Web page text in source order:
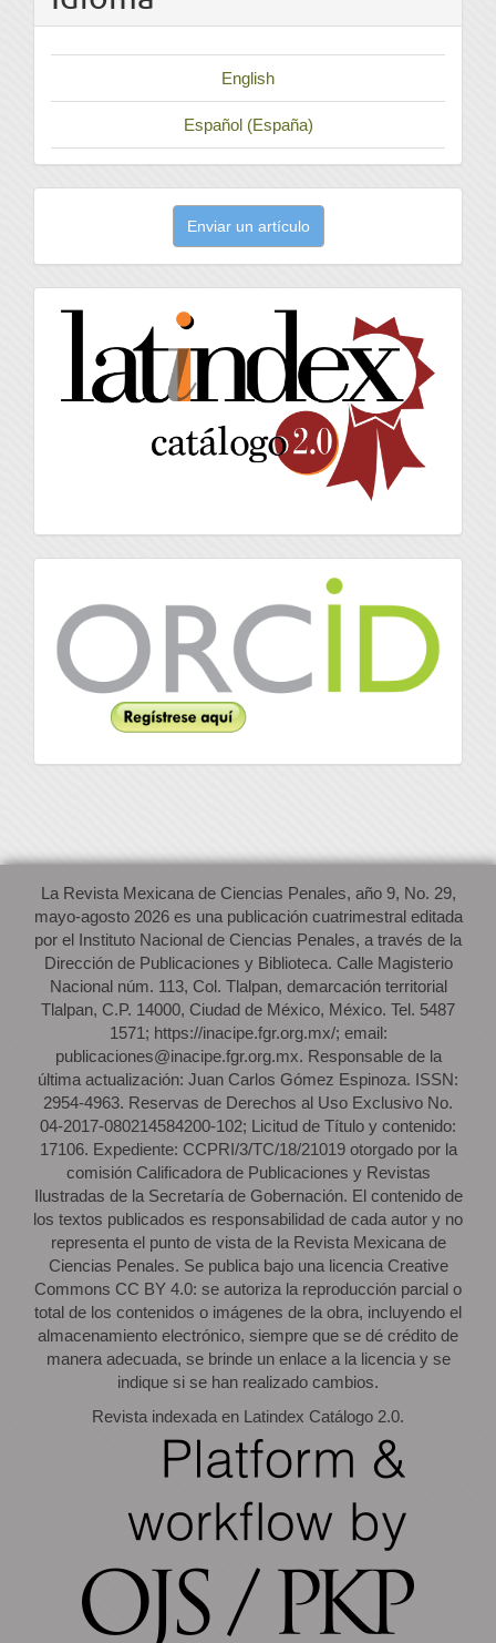
English
Español (España)
artículo
Enviar un artículo
latindex
La Revista Mexicana de Ciencias Penales, año 9, No. 29,
mayo-agosto 2026 es una publicación cuatrimestral editada
por el Instituto Nacional de Ciencias Penales, a través de la
Dirección de Publicaciones y Biblioteca. Calle Magisterio
Nacional núm. 113, Col. Tlalpan, demarcación territorial
Tlalpan, C.P. 14000, Ciudad de México, México. Tel. 5487
1571; https://inacipe.fgr.org.mx/; email:
publicaciones@inacipe.fgr.org.mx. Responsable de la
última actualización: Juan Carlos Gómez Espinoza. ISSN:
2954-4963. Reservas de Derechos al Uso Exclusivo No.
04-2017-080214584200-102; Licitud de Título y contenido:
17106. Expediente: CCPRI/3/TC/18/21019 otorgado por la
comisión Calificadora de Publicaciones y Revistas
Ilustradas de la Secretaría de Gobernación. El contenido de
los textos publicados es responsabilidad de cada autor y no
representa el punto de vista de la Revista Mexicana de
Ciencias Penales. Se publica bajo una licencia Creative
Commons CC BY 4.0: se autoriza la reproducción parcial o
total de los contenidos o imágenes de la obra, incluyendo el
almacenamiento electrónico, siempre que se dé crédito de
manera adecuada, se brinde un enlace a la licencia y se
indique si se han realizado cambios.
Revista indexada en Latindex Catálogo 2.0.